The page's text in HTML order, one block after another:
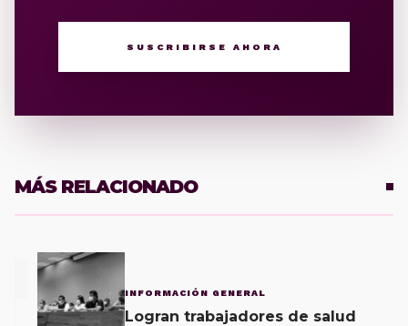
SUSCRIBIRSE AHORA
MÁS RELACIONADO
INFORMACIÓN GENERAL
Logran trabajadores de salud